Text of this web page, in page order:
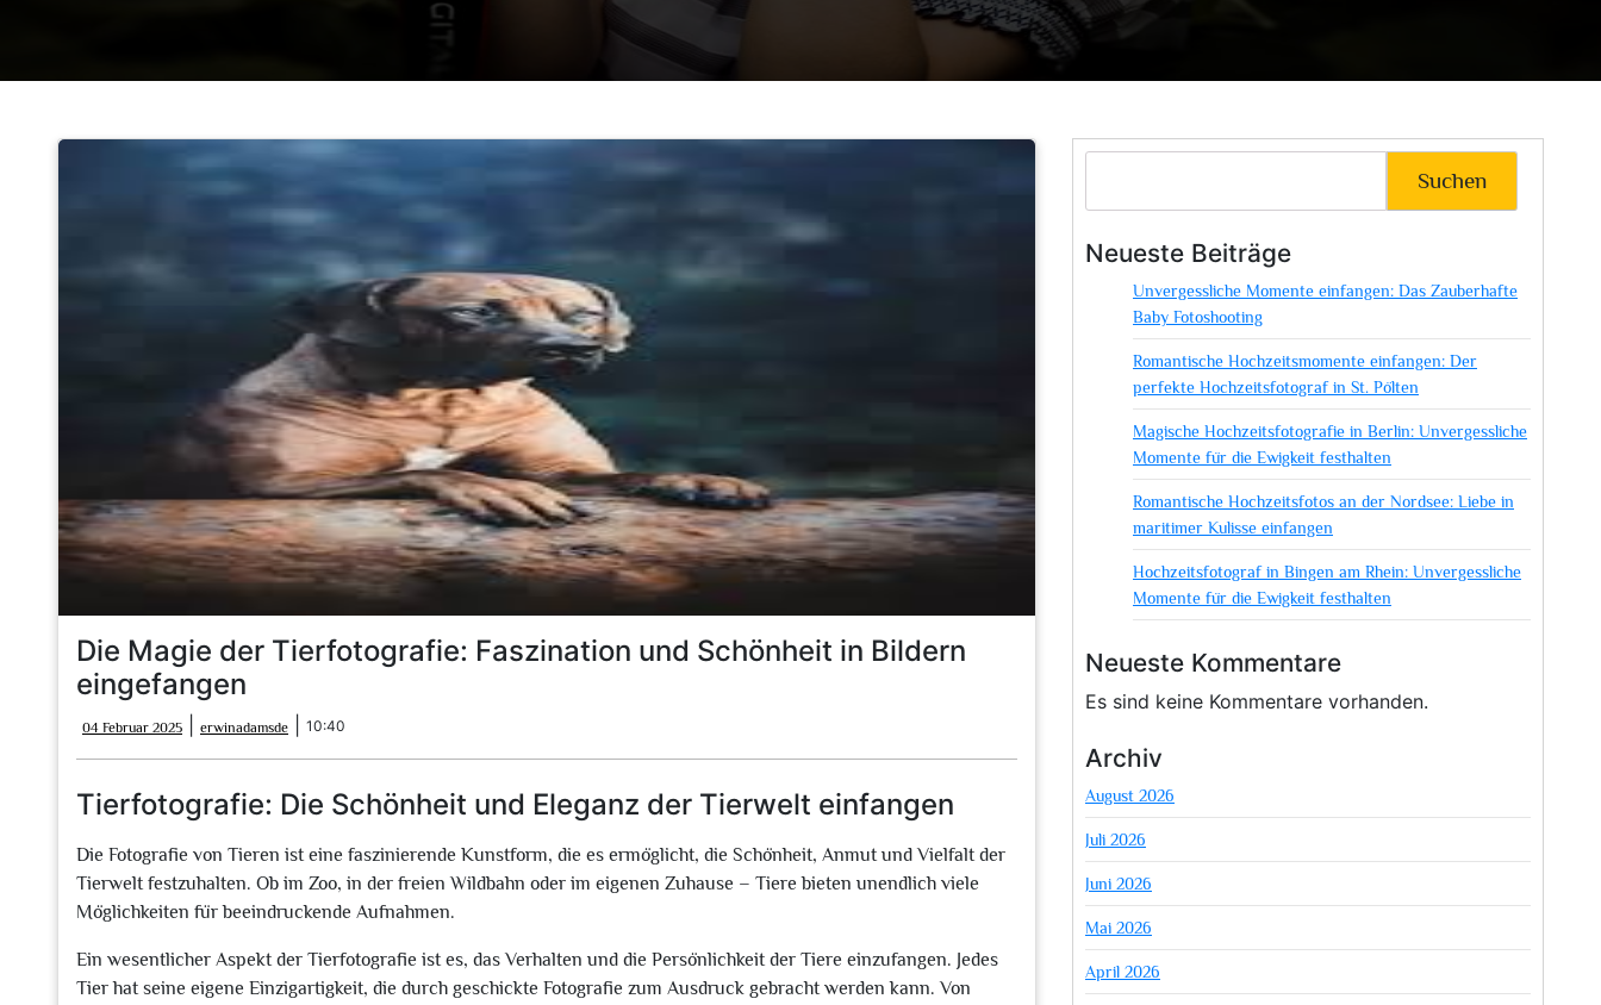
Die Magie der Tierfotografie: Faszination und Schönheit in Bildern
eingefangen
04 Februar 2025
Februar
2025
erwinadamsde erwinadamsde
10:40
Tierfotografie: Die Schönheit und Eleganz der Tierwelt einfangen
Die Fotografie von Tieren ist eine faszinierende Kunstform, die es ermöglicht, die Schönheit, Anmut und Vielfalt der
Tierwelt festzuhalten. Ob im Zoo, in der freien Wildbahn oder im eigenen Zuhause – Tiere bieten unendlich viele
Möglichkeiten für beeindruckende Aufnahmen.
Ein wesentlicher Aspekt der Tierfotografie ist es, das Verhalten und die Persönlichkeit der Tiere einzufangen. Jedes
Tier hat seine eigene Einzigartigkeit, die durch geschickte Fotografie zum Ausdruck gebracht werden kann. Von
Suchen
Neueste Beiträge
Unvergessliche Momente einfangen: Das Zauberhafte
Baby Fotoshooting
Romantische Hochzeitsmomente einfangen: Der
perfekte Hochzeitsfotograf in St. Pölten
Magische Hochzeitsfotografie in Berlin: Unvergessliche
Momente für die Ewigkeit festhalten
Romantische Hochzeitsfotos an der Nordsee: Liebe in
maritimer Kulisse einfangen
Hochzeitsfotograf in Bingen am Rhein: Unvergessliche
Momente für die Ewigkeit festhalten
Neueste Kommentare
Es sind keine Kommentare vorhanden.
Archiv
August 2026
Juli 2026
Juni 2026
Mai 2026
April 2026